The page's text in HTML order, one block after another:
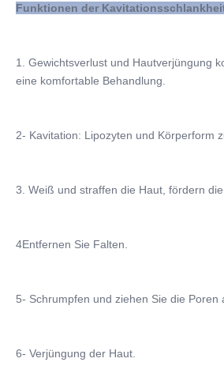
Funktionen der
1. Gewichtsverlust und Hautverjüngung
eine komfortable Behandlung.
2- Kavitation: Lipozyten und Körperform
3. Weiß und straffen die Haut, fördern
4Entfernen Sie Falten.
5- Schrumpfen und ziehen Sie die Poren
6- Verjüngung der Haut.